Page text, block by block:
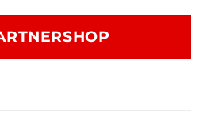
ist:
6,43 €.